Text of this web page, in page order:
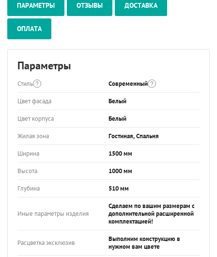
ПАРАМЕТРЫ ОТЗЫВЫ ДОСТАВКА
ОПЛАТА
Параметры
Стиль Современный
Цвет фасада Белый
Цвет корпуса Белый
Жилая зона Гостиная, Спальня
Ширина 1500 мм
Высота 1000 мм
Глубина 510 мм
Иные параметры изделия
Сделаем по вашим размерам с
дополнительной расширенной
комплектацией!
Расцветка эксклюзив
Выполним конструкцию в
нужном вам цвете